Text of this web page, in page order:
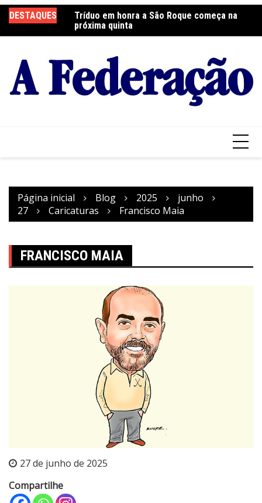
para
o
DESTAQUES
neste sábado
Tríduo em honra a São Roque começa na
próxima quinta
Página inicial Blog 2025
junho
27
Caricaturas Francisco Maia
FRANCISCO MAIA
27 de junho de 2025
Compartilhe